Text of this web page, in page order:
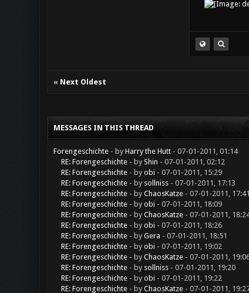
« Next Oldest
MESSAGES IN THIS THREAD
Forengeschichte - byHarry the Hutt- 07-01-2011, 01:14
RE: Forengeschichte - byShin - 07-01-2011, 02:12
RE: Forengeschichte - byobi- 07-01-2011, 15:29
RE: Forengeschichte - by sollniss- 07-01-2011, 17:13
RE: Forengeschichte - byChaosKatze- 07-01-2011, 17:41
RE: Forengeschichte - byobi- 07-01-2011, 18:09
RE: Forengeschichte - byChaosKatze- 07-01-2011,
RE: Forengeschichte - byobi- 07-01-2011, 18:26
RE: Forengeschichte - byGera - 07-01-2011, 18:51
RE: Forengeschichte - byobi- 07-01-2011, 19:02
RE: Forengeschichte - byChaosKatze- 07-01-2011,
RE: Forengeschichte - by sollniss- 07-01-2011, 19:20
RE: Forengeschichte - byobi- 07-01-2011, 19:22
RE: Forengeschichte - byChaosKatze- 07-01-2011,